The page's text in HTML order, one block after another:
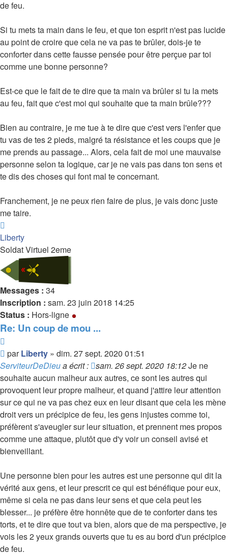
de feu.
Si tu mets ta main dans le feu, et que ton esprit n'est pas lucide
au point de croire que cela ne va pas te brûler, dois-je te
conforter dans cette fausse pensée pour être perçue par toi
comme une bonne personne?
Est-ce que le fait de te dire que ta main va brûler si tu la mets
au feu, fait que c'est moi qui souhaite que ta main brûle???
Bien au contraire, je me tue à te dire que c'est vers l'enfer que
tu vas de tes 2 pieds, malgré ta résistance et les coups que je
me prends au passage... Alors, cela fait de moi une mauvaise
personne selon ta logique, car je ne vais pas dans ton sens et
te dis des choses qui font mal te concernant.
Franchement, je ne peux rien faire de plus, je vais donc juste
me taire.
Liberty
Soldat Virtuel 2eme
Messages : 34
Inscription : sam. 23 juin 2018 14:25
Status : Hors-ligne
Re: Un coup de mou ...
Message
non
lu
parLiberty » dim. 27 sept. 2020 01:51
ServiteurDeDieua écrit : sam. 26 sept. 2020 18:12Je ne
souhaite aucun malheur aux autres, ce sont les autres qui
provoquent leur propre malheur, et quand j'attire leur attention
sur ce qui ne va pas chez eux en leur disant que cela les mène
droit vers un précipice de feu, les gens injustes comme toi,
préfèrent s'aveugler sur leur situation, et prennent mes propos
comme une attaque, plutôt que d'y voir un conseil avisé et
bienveillant.
Une personne bien pour les autres est une personne qui dit la
vérité aux gens, et leur prescrit ce qui est bénéfique pour eux,
même si cela ne pas dans leur sens et que cela peut les
blesser... je préfère être honnête que de te conforter dans tes
torts, et te dire que tout va bien, alors que de ma perspective, je
vois les 2 yeux grands ouverts que tu es au bord d'un précipice
de feu.